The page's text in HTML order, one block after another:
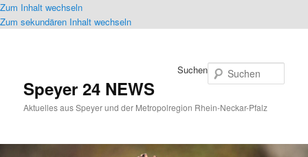
Zum Inhalt wechseln
Zum sekundären Inhalt wechseln
Speyer 24 NEWS
Aktuelles aus Speyer und der Metropolregion Rhein-Neckar-Pfalz
Suchen